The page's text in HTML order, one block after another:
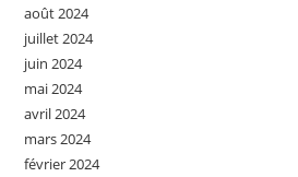
août 2024
juillet 2024
juin 2024
mai 2024
avril 2024
mars 2024
février 2024